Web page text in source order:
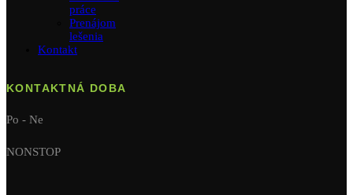
práce
Prenájom
lešenia
Kontakt
KONTAKTNÁ DOBA
Po - Ne
NONSTOP